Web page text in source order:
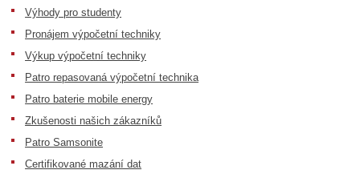
Výhody pro studenty
Pronájem výpočetní techniky
Výkup výpočetní techniky
Patro repasovaná výpočetní technika
Patro baterie mobile energy
Zkušenosti našich zákazníků
Patro Samsonite
Certifikované mazání dat